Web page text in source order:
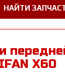
Х60